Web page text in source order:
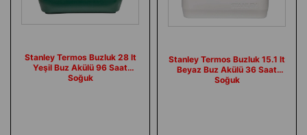
Stanley Termos Buzluk 28 lt
Yeşil Buz Akülü 96 Saat
Soğuk
Stanley Termos Buzluk 15.1 lt
Beyaz Buz Akülü 36 Saat
Soğuk